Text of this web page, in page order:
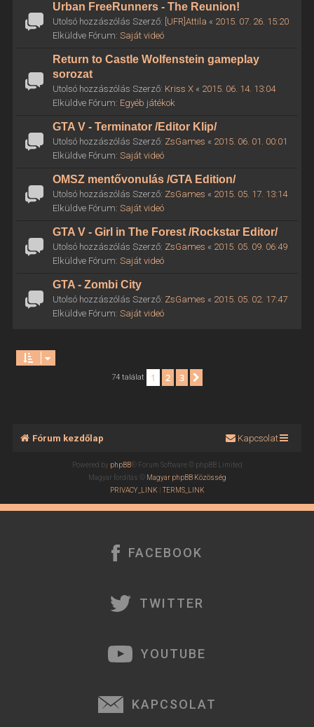
Urban FreeRunners - The Reunion!
Utolsó hozzászólás Szerző: [UFR]Attila « 2015. 07. 26. 15:20
Elküldve Fórum: Saját videó
Return to Castle Wolfenstein gameplay
sorozat
Utolsó hozzászólás Szerző: Kriss X« 2015. 06. 14. 13:04
Elküldve Fórum: Egyéb játékok
GTA V - Terminator /Editor Klip/
Utolsó hozzászólás Szerző: ZsGames « 2015. 06. 01. 00:01
Elküldve Fórum: Saját videó
OMSZ mentővonulás /GTA Edition/
Utolsó hozzászólás Szerző: ZsGames « 2015. 05. 17. 13:14
Elküldve Fórum: Saját videó
GTA V - Girl in The Forest /Rockstar Editor/
Utolsó hozzászólás Szerző: ZsGames « 2015. 05. 09. 06:49
Elküldve Fórum: Saját videó
GTA - Zombi City
Utolsó hozzászólás Szerző: ZsGames « 2015. 05. 02. 17:47
Elküldve Fórum: Saját videó
74 találat 1 2 3
Fórum kezdőlap Kapcsolat
Powered by phpBB® Forum Software © phpBB Limited
Magyar fordítás ©
Magyar phpBB Közösség
PRIVACY_LINK| TERMS_LINK
FACEBOOK
TWITTER
YOUTUBE
KAPCSOLAT